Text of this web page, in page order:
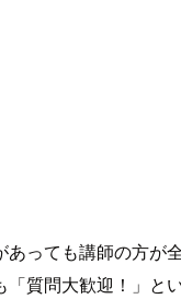
っても講師の方が
質問大歓迎！」と